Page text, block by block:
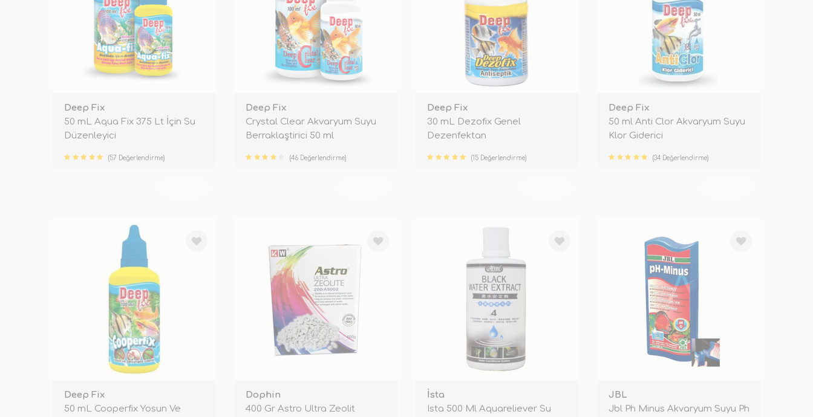
Deep Fix
50 mL Aqua Fix 375 Lt İçin Su
Düzenleyici
(57 Değerlendirme)
Deep Fix
Crystal Clear Akvaryum Suyu
Berraklaştirici 50 ml
(46 Değerlendirme)
Deep Fix
30 mL Dezofix Genel
Dezenfektan
(15 Değerlendirme)
Deep Fix
50 ml Anti Clor Akvaryum Suyu
Klor Giderici
(34 Değerlendirme)
Deep Fix
50 mL Cooperfix Yosun Ve
Dophin
400 Gr Astro Ultra Zeolit
İsta
Ista 500 Ml Aquareliever Su
JBL
Jbl Ph Minus Akvaryum Suyu Ph